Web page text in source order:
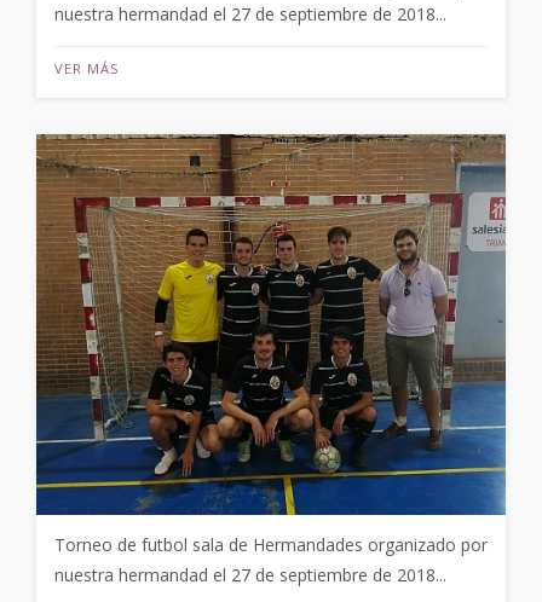
nuestra hermandad el 27 de septiembre de 2018...
VER MÁS
Torneo de futbol sala de Hermandades organizado por
nuestra hermandad el 27 de septiembre de 2018...